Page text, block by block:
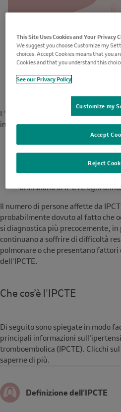
L'IPCTE è una delle cosiddette
in tutto il mondo ne sono colpite
In Europasi stima che 2-6
ammalino ogni anno di IPCTE.
In Svizzerale stime parlano di
ammalano di IPCTE ogni
Il numero di persone affette da
probabilmente dovuto al fatto che
si diagnostica più precocemente,
continuano a soffrire di difficoltà
polmonare o che presentano
dell'IPCTE.
Che cos’è l'IPCTE
Di seguito sono spiegate in modo
principali informazioni
tromboembolica (IPCTE). Clicchi
saperne di più.
Definizione dell'IPCTE
This Site Uses Cookies and Your Privacy
We suggest you choose Customize my
choices. Accept Cookies means that you
Cookies and that you understand this
See our Privacy Policy
Customize my
Reject
Accept